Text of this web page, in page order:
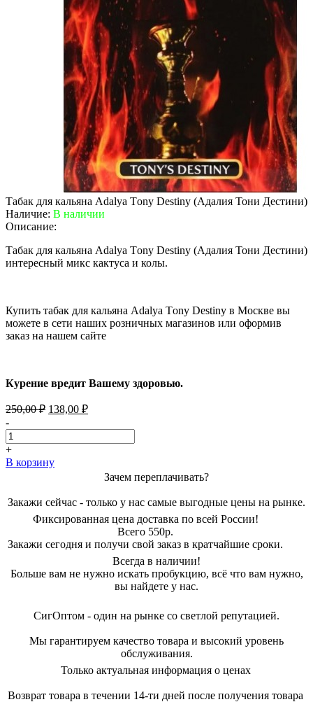
Табак для кальяна Adalya Тony Destiny (Адалия Тони Дестини)
Наличие: В наличии
Описание:
Табак для кальяна Adalya Тony Destiny (Адалия Тони Дестини)
интересный микс кактуса и колы.
Купить табак для кальяна Adalya Тony Destiny в Москве вы
можете в сети наших розничных магазинов или оформив
заказ на нашем сайте
Курение вредит Вашему здоровью.
250,00₽ Первоначальная
составляла
250,00 ₽.
138,00 ₽Текущая
138,00 ₽.
-
+
В корзину
Зачем переплачивать?
Закажи сейчас - только у нас самые выгодные цены на рынке.
Фиксированная цена доставка по всей России!
Всего 550р.
Закажи сегодня и получи свой заказ в кратчайшие сроки.
Всегда в наличии!
Больше вам не нужно искать пробукцию, всё что вам нужно,
вы найдете у нас.
СигОптом - один на рынке со светлой репутацией.
Мы гарантируем качество товара и высокий уровень
обслуживания.
Только актуальная информация о ценах
Возврат товара в течении 14-ти дней после получения товара